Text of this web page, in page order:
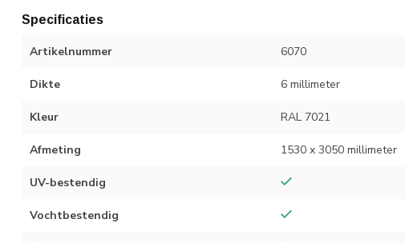
Specificaties
Artikelnummer 6070
Dikte 6 millimeter
Kleur RAL 7021
Afmeting 1530 x 3050 millimeter
UV-bestendig
Vochtbestendig